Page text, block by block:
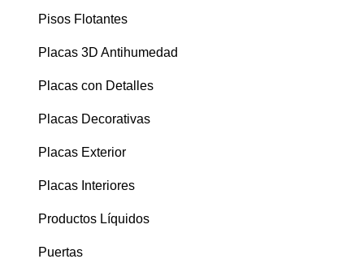
Pisos Flotantes
Placas 3D Antihumedad
Placas con Detalles
Placas Decorativas
Placas Exterior
Placas Interiores
Productos Líquidos
Puertas